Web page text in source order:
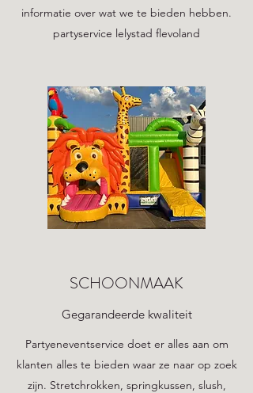
informatie over wat we te bieden hebben.
partyservice lelystad flevoland
SCHOONMAAK
Gegarandeerde kwaliteit
Partyeneventservice doet er alles aan om
klanten alles te bieden waar ze naar op zoek
zijn. Stretchrokken, springkussen, slush,